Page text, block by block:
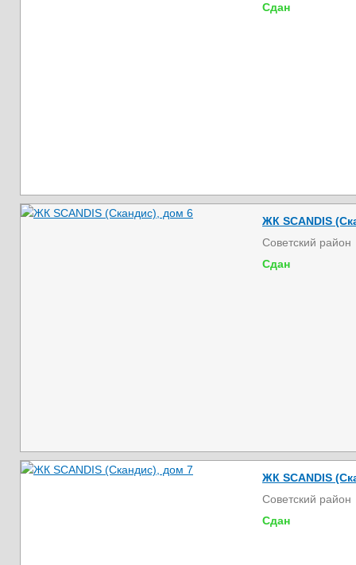
Сдан
ЖК SCANDIS
Советский район
Сдан
ЖК SCANDIS
Советский район
Сдан